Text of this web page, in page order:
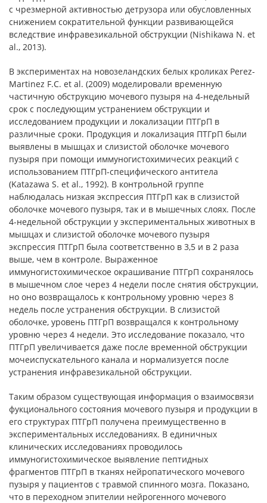
с чрезмерной активностью детрузора или обусловленных
снижением сократительной функции развивающейся
вследствие инфравезикальной обструкции (Nishikawa N. et
al., 2013).
В экспериментах на новозеландских белых кроликах Perez-
Martinez F.C. et al. (2009) моделировали временную
частичную обструкцию мочевого пузыря на 4-недельный
срок с последующим устранением обструкции и
исследованием продукции и локализации ПТГрП в
различные сроки. Продукция и локализация ПТГрП были
выявлены в мышцах и слизистой оболочке мочевого
пузыря при помощи иммуногистохимичесих реакций с
использованием ПТГрП-специфического антитела
(Katazawa S. et al., 1992). В контрольной группе
наблюдалась низкая экспрессия ПТГрП как в слизистой
оболочке мочевого пузыря, так и в мышечных слоях. После
4-недельной обструкции у экспериментальных животных в
мышцах и слизистой оболочке мочевого пузыря
экспрессия ПТГрП была соответственно в 3,5 и в 2 раза
выше, чем в контроле. Выраженное
иммуногистохимическое окрашивание ПТГрП сохранялось
в мышечном слое через 4 недели после снятия обструкции,
но оно возвращалось к контрольному уровню через 8
недель после устранения обструкции. В слизистой
оболочке, уровень ПТГрП возвращался к контрольному
уровню через 4 недели. Это исследование показало, что
ПТГрП увеличивается даже после временной обструкции
мочеиспускательного канала и нормализуется после
устранения инфравезикальной обструкции.
Таким образом существующая информация о взаимосвязи
фукционального состояния мочевого пузыря и продукции в
его структурах ПТГрП получена преимущественно в
экспериментальных исследованиях. В единичных
клинических исследованиях проводилось
иммуногистохимическое выявление пептидных
фрагментов ПТГрП в тканях нейропатического мочевого
пузыря у пациентов с травмой спинного мозга. Показано,
что в переходном эпителии нейрогенного мочевого